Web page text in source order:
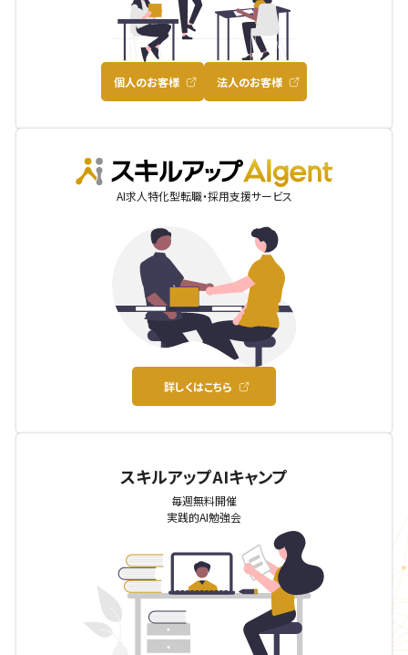
個人のお客様 法人のお客様
AIgent
AI求人特化型転職・採用支援サービス
詳しくはこちら
スキルアップAIキャンプ
毎週無料開催
実践的AI勉強会